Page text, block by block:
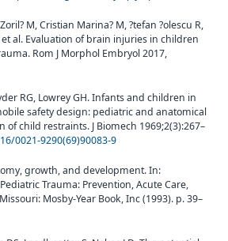
M, Cristian Marina? M, ?tefan ?olescu R,
et al. Evaluation of brain injuries in children
Rom J Morphol Embryol 2017,
RG, Lowrey GH. Infants and children in
safety design: pediatric and anatomical
child restraints. J Biomech 1969;2(3):267–
0021-9290(69)90083-9
growth, and development. In:
Trauma: Prevention, Acute Care,
Mosby-Year Book, Inc (1993). p. 39–